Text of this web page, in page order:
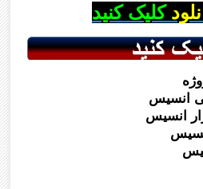
کلیک کنید
انسیس
انسیس